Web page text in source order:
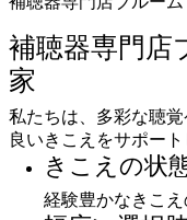
補聴器専門店
家
私たちは、多彩な聴
良いきこえをサポート
きこえの状
経験豊かなきこ